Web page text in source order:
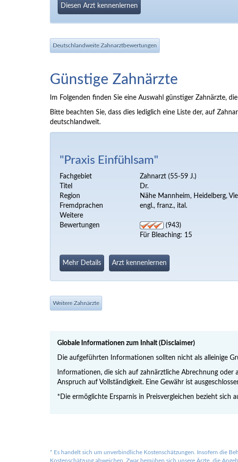
Diesen Arzt kennenlernen
Deutschlandweite Zahnarztbewertungen
Günstige Zahnärzte
Im Folgenden finden Sie eine Auswahl günstiger Zahnärzte,
Bitte beachten Sie, dass dies lediglich eine Liste der, auf
deutschlandweit.
"Praxis Einfühlsam"
Fachgebiet
Zahnarzt (55-59 J.)
Titel
Dr.
Region
Nähe Mannheim, Heidelberg,
Fremdprachen
engl., franz., ital.
Weitere
Bewertungen
(943)
Für Bleaching: 15
Mehr Details Arzt kennenlernen
Weitere Zahnärzte
Globale Informationen zum Inhalt (Disclaimer)
Die aufgeführten Informationen sollten nicht als alleinige
Informationen, die sich auf zahnärztliche Abrechnung
Anspruch auf Vollständigkeit. Eine Gewähr ist
*Die ermöglichte Ersparnis in Preisvergleichen bezieht sich
* Es handelt sich um unverbindliche Kostenschätzungen. Insofern die
Kostenschätzung abweichen. Zwar bemühen sich unsere Ärzte, die